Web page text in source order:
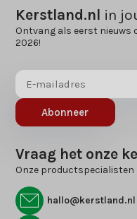
Kerstland.nl in
Ontvang als eerst nieuws
2026!
Abonneer
Vraag het onze
Onze productspecialisten
hallo@kerstland.nl